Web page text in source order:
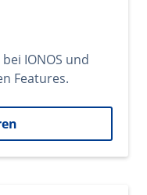
IONOS und
Features.